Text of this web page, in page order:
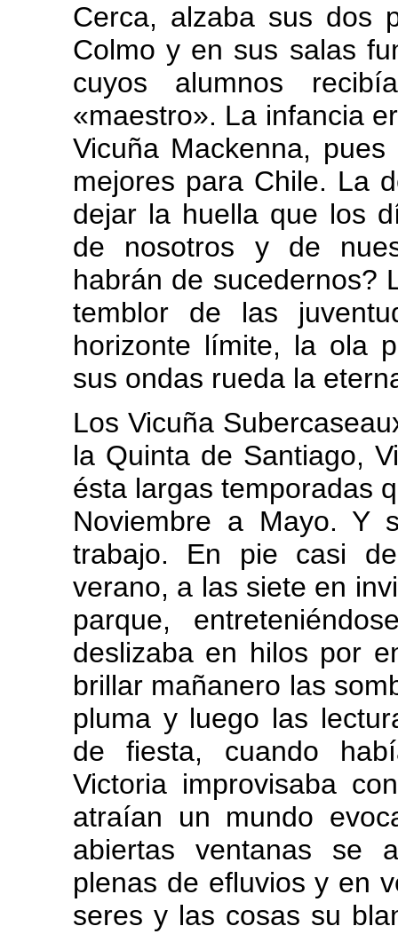
Cerca, alzaba sus dos
Colmo y en sus salas
cuyos alumnos
«maestro». La infancia
Vicuña Mackenna,
mejores para Chile. La
dejar la huella que los
de nosotros y de
habrán de sucedernos?
temblor de las
horizonte límite, la ola
sus ondas rueda la
Los Vicuña
la Quinta de Santiago,
ésta largas temporadas
Noviembre a Mayo. Y
trabajo. En pie casi
verano, a las siete en
parque,
deslizaba en hilos por
brillar mañanero las
pluma y luego las
de fiesta, cuando
Victoria improvisaba
atraían un mundo
abiertas ventanas se
plenas de efluvios y en
seres y las cosas su